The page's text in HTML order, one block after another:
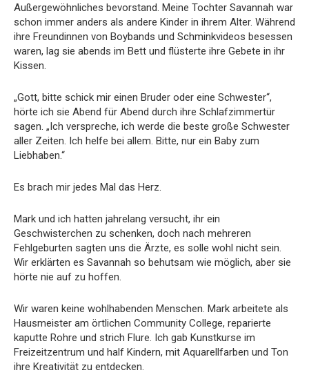
Außergewöhnliches bevorstand. Meine Tochter Savannah war
schon immer anders als andere Kinder in ihrem Alter. Während
ihre Freundinnen von Boybands und Schminkvideos besessen
waren, lag sie abends im Bett und flüsterte ihre Gebete in ihr
Kissen.
„Gott, bitte schick mir einen Bruder oder eine Schwester“,
hörte ich sie Abend für Abend durch ihre Schlafzimmertür
sagen. „Ich verspreche, ich werde die beste große Schwester
aller Zeiten. Ich helfe bei allem. Bitte, nur ein Baby zum
Liebhaben.“
Es brach mir jedes Mal das Herz.
Mark und ich hatten jahrelang versucht, ihr ein
Geschwisterchen zu schenken, doch nach mehreren
Fehlgeburten sagten uns die Ärzte, es solle wohl nicht sein.
Wir erklärten es Savannah so behutsam wie möglich, aber sie
hörte nie auf zu hoffen.
Wir waren keine wohlhabenden Menschen. Mark arbeitete als
Hausmeister am örtlichen Community College, reparierte
kaputte Rohre und strich Flure. Ich gab Kunstkurse im
Freizeitzentrum und half Kindern, mit Aquarellfarben und Ton
ihre Kreativität zu entdecken.